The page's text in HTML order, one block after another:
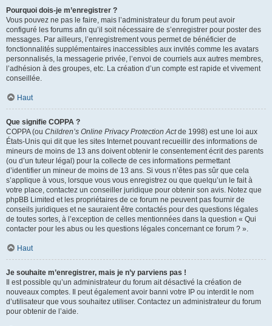
Pourquoi dois-je m’enregistrer ?
Vous pouvez ne pas le faire, mais l’administrateur du forum peut avoir
configuré les forums afin qu’il soit nécessaire de s’enregistrer pour poster des
messages. Par ailleurs, l’enregistrement vous permet de bénéficier de
fonctionnalités supplémentaires inaccessibles aux invités comme les avatars
personnalisés, la messagerie privée, l’envoi de courriels aux autres membres,
l’adhésion à des groupes, etc. La création d’un compte est rapide et vivement
conseillée.
Haut
Que signifie COPPA ?
COPPA (ou Children’s Online Privacy Protection Actde 1998) est une loi aux
États-Unis qui dit que les sites Internet pouvant recueillir des informations de
mineurs de moins de 13 ans doivent obtenir le consentement écrit des parents
(ou d’un tuteur légal) pour la collecte de ces informations permettant
d’identifier un mineur de moins de 13 ans. Si vous n’êtes pas sûr que cela
s’applique à vous, lorsque vous vous enregistrez ou que quelqu’un le fait à
votre place, contactez un conseiller juridique pour obtenir son avis. Notez que
phpBB Limited et les propriétaires de ce forum ne peuvent pas fournir de
conseils juridiques et ne sauraient être contactés pour des questions légales
de toutes sortes, à l’exception de celles mentionnées dans la question « Qui
contacter pour les abus ou les questions légales concernant ce forum ? ».
Haut
Je souhaite m’enregistrer, mais je n’y parviens pas !
Il est possible qu’un administrateur du forum ait désactivé la création de
nouveaux comptes. Il peut également avoir banni votre IP ou interdit le nom
d’utilisateur que vous souhaitez utiliser. Contactez un administrateur du forum
pour obtenir de l’aide.